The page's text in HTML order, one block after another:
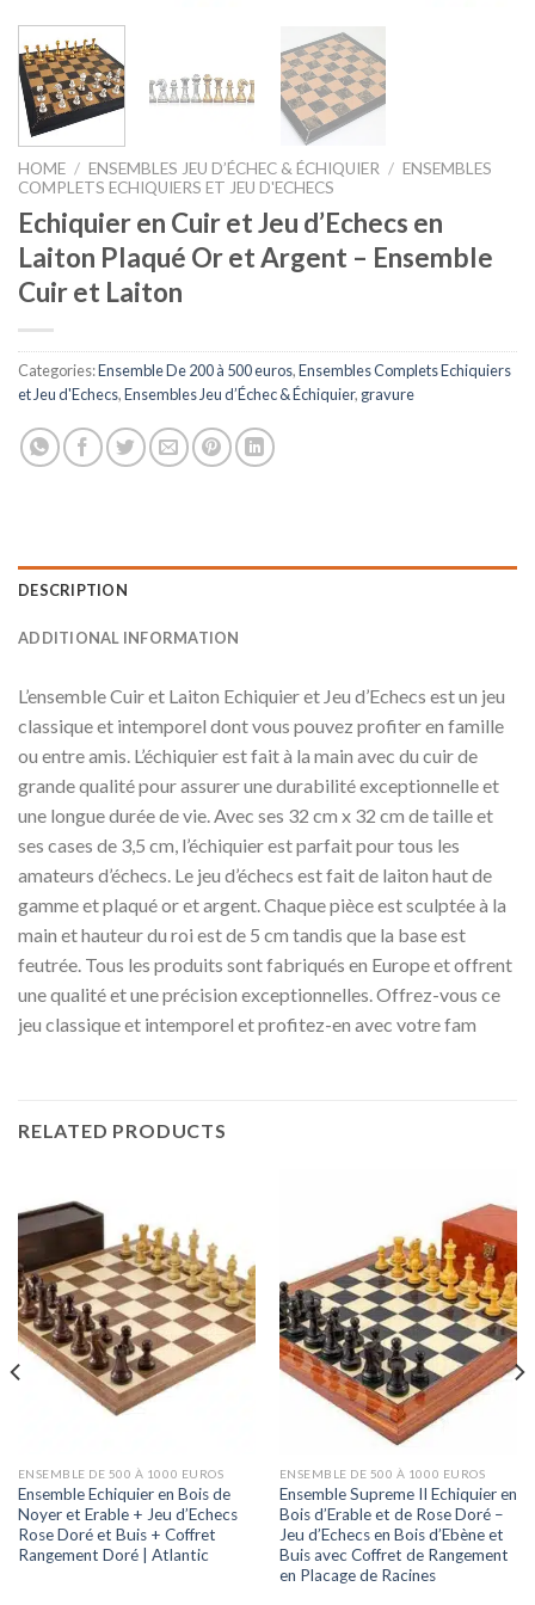
HOME / ENSEMBLES JEU D’ÉCHEC & ÉCHIQUIER / ENSEMBLES
COMPLETS ECHIQUIERS ET JEU D'ECHECS
Echiquier en Cuir et Jeu d’Echecs en
Laiton Plaqué Or et Argent – Ensemble
Cuir et Laiton
Categories:Ensemble De 200 à 500 euros,Ensembles Complets Echiquiers
et Jeu d'Echecs,Ensembles Jeu d’Échec & Échiquier, gravure
DESCRIPTION
ADDITIONAL INFORMATION
L’ensemble Cuir et Laiton Echiquier et Jeu d’Echecs est un jeu
classique et intemporel dont vous pouvez profiter en famille
ou entre amis. L’échiquier est fait à la main avec du cuir de
grande qualité pour assurer une durabilité exceptionnelle et
une longue durée de vie. Avec ses 32 cm x 32 cm de taille et
ses cases de 3,5 cm, l’échiquier est parfait pour tous les
amateurs d’échecs. Le jeu d’échecs est fait de laiton haut de
gamme et plaqué or et argent. Chaque pièce est sculptée à la
main et hauteur du roi est de 5 cm tandis que la base est
feutrée. Tous les produits sont fabriqués en Europe et offrent
une qualité et une précision exceptionnelles. Offrez-vous ce
jeu classique et intemporel et profitez-en avec votre fam
RELATED PRODUCTS
ENSEMBLE DE 500 À 1000 EUROS
Ensemble Echiquier en Bois de
Noyer et Erable + Jeu d’Echecs
Rose Doré et Buis + Coffret
Rangement Doré | Atlantic
ENSEMBLE DE 500 À 1000 EUROS
Ensemble Supreme II Echiquier en
Bois d’Erable et de Rose Doré –
Jeu d’Echecs en Bois d’Ebène et
Buis avec Coffret de Rangement
en Placage de Racines